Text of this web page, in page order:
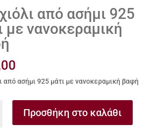
από ασήμι 925
με νανοκεραμική
από ασήμι 925 μάτι με νανοκεραμική βαφή
Προσθήκη στο καλάθι